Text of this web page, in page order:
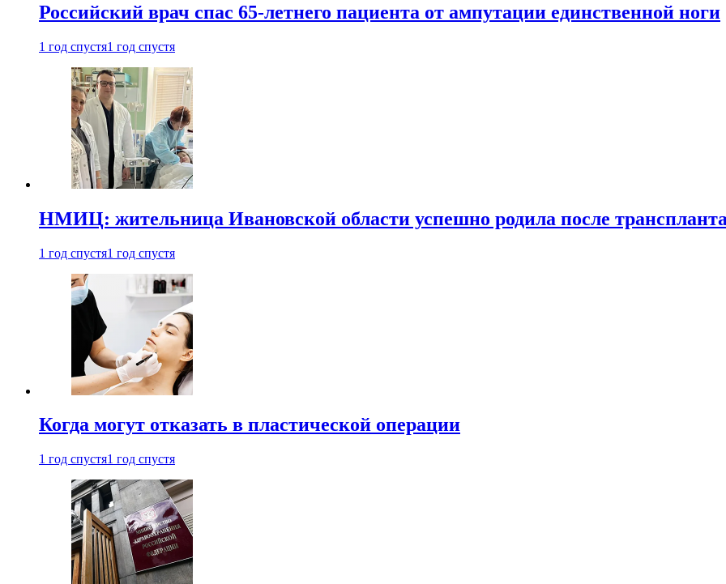
Российский врач спас 65-летнего пациента от ампутации единственной ноги
1 год спустя1 год спустя
НМИЦ: жительница Ивановской области успешно родила после
1 год спустя1 год спустя
Когда могут отказать в пластической операции
1 год спустя1 год спустя